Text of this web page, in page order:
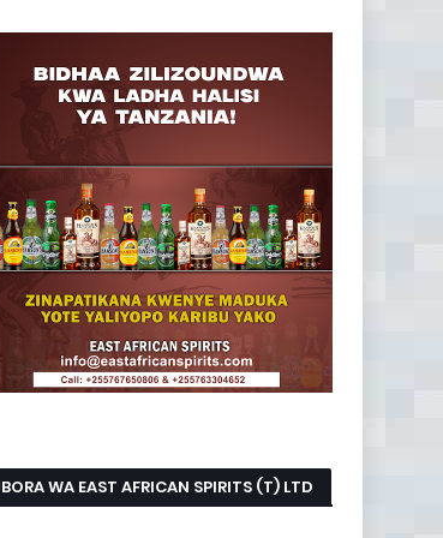
WA EAST AFRICAN SPIRITS (T) LTD